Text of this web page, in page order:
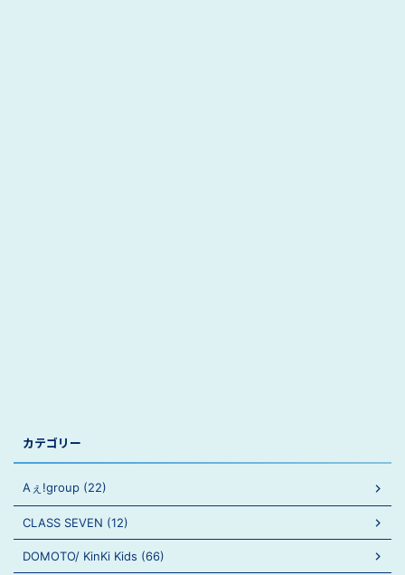
カテゴリー
Aぇ!group (22)
CLASS SEVEN (12)
DOMOTO/ KinKi Kids (66)